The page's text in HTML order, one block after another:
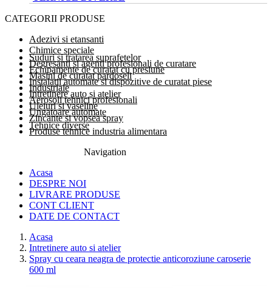
CATEGORII PRODUSE
Adezivi si etansanti
Chimice speciale
Suduri si tratarea suprafetelor
Degresanti si agenti profesionali de curatare
Echipamente de curatat cu presiune
Masini de curatat pardoseli
Instalatii automate si dispozitive de curatat piese
Industriale
Intretinere auto si atelier
Aerosoli tehnici profesionali
Uleiuri si vaseline
Ungatoare automate
Zincante si vopsea spray
Tehnice diverse
Produse tehnice industria alimentara
Navigation
Acasa
DESPRE NOI
LIVRARE PRODUSE
CONT CLIENT
DATE DE CONTACT
Acasa
Intretinere auto si atelier
Spray cu ceara neagra de protectie anticoroziune caroserie
600 ml